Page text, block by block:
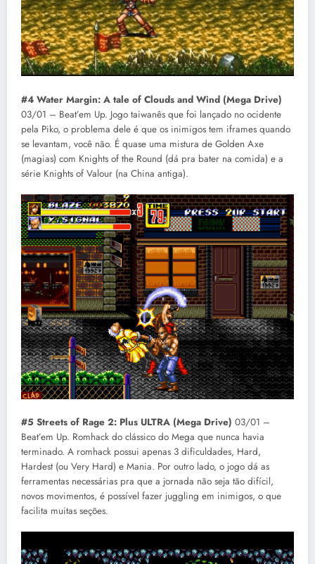
#4 Water Margin: A tale of Clouds and Wind (Mega Drive)
03/01 – Beat’em Up. Jogo taiwanês que foi lançado no ocidente
pela Piko, o problema dele é que os inimigos tem iframes quando
se levantam, você não. É quase uma mistura de Golden Axe
(magias) com Knights of the Round (dá pra bater na comida) e a
série Knights of Valour (na China antiga).
#5 Streets of Rage 2: Plus ULTRA (Mega Drive) 03/01 –
Beat’em Up. Romhack do clássico do Mega que nunca havia
terminado. A romhack possui apenas 3 dificuldades, Hard,
Hardest (ou Very Hard) e Mania. Por outro lado, o jogo dá as
ferramentas necessárias pra que a jornada não seja tão difícil,
novos movimentos, é possível fazer juggling em inimigos, o que
facilita muitas seções.